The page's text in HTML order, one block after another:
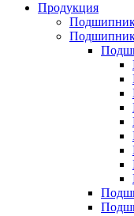
Продукция